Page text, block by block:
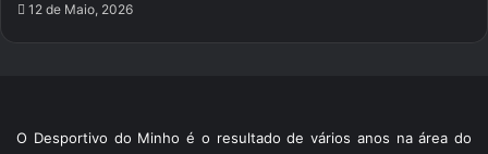
12 de Maio, 2026
O Desportivo do Minho é o resultado de vários anos na área do